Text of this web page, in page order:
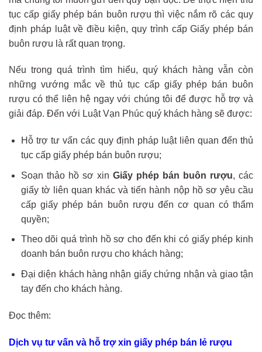
tục cấp giấy phép bán buôn rượu thì việc nắm rõ các quy
định pháp luật về điều kiện, quy trình cấp Giấy phép bán
buôn rượu là rất quan trọng.
Nếu trong quá trình tìm hiểu, quý khách hàng vẫn còn
những vướng mắc về thủ tục cấp giấy phép bán buôn
rượu có thể liên hệ ngay với chúng tôi để được hỗ trợ và
giải đáp. Đến với Luật Vạn Phúc quý khách hàng sẽ được:
Hỗ trợ tư vấn các quy định pháp luật liên quan đến thủ
tục cấp giấy phép bán buôn rượu;
Soạn thảo hồ sơ xin Giấy phép bán buôn rượu, các
giấy tờ liên quan khác và tiến hành nộp hồ sơ yêu cầu
cấp giấy phép bán buôn rượu đến cơ quan có thẩm
quyền;
Theo dõi quá trình hồ sơ cho đến khi có giấy phép kinh
doanh bán buôn rượu cho khách hàng;
Đại diện khách hàng nhận giấy chứng nhận và giao tận
tay đến cho khách hàng.
Đọc thêm:
Dịch vụ tư vấn và hỗ trợ xin giấy phép bán lẻ rượu